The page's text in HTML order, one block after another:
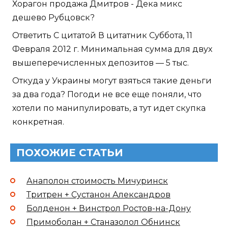
Хорагон продажа Дмитров - Дека микс
дешево Рубцовск?
Ответить С цитатой В цитатник Суббота, 11
Февраля 2012 г. Минимальная сумма для двух
вышеперечисленных депозитов — 5 тыс.
Откуда у Украины могут взяться такие деньги
за два года? Погоди не все еще поняли, что
хотели по манипулировать, а тут идет скупка
конкретная.
ПОХОЖИЕ СТАТЬИ
Анаполон стоимость Мичуринск
Тритрен + Сустанон Александров
Болденон + Винстрол Ростов-на-Дону
Примоболан + Станазолол Обнинск